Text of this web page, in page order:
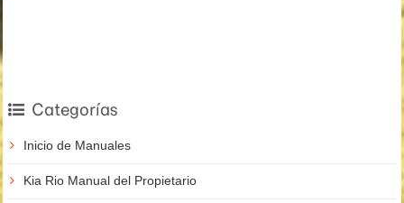
Categorías
Inicio de Manuales
Kia Rio Manual del Propietario